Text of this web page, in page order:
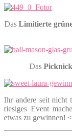
Das Limitierte
Das
Ihr andere seit nicht
riesiges Event
etwas zu gewinnen!